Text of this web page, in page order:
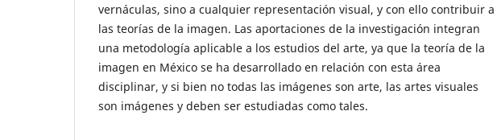
vernáculas, sino a cualquier representación visual, y con ello contribuir a
las teorías de la imagen. Las aportaciones de la investigación integran
una metodología aplicable a los estudios del arte, ya que la teoría de la
imagen en México se ha desarrollado en relación con esta área
disciplinar, y si bien no todas las imágenes son arte, las artes visuales
son imágenes y deben ser estudiadas como tales.